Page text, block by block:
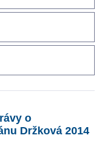
o
Držková 2014